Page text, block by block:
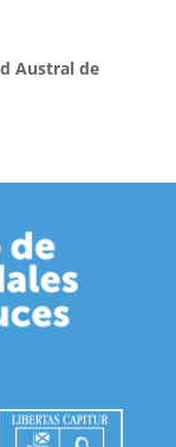
Austral de